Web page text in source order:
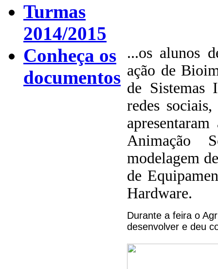
...os alunos
ação de
de Sistemas
redes
Animação
modelagem
de
Hardware.
Durante a feira o
desenvolver e deu
Turmas
2014/2015
Conheça os
documentos